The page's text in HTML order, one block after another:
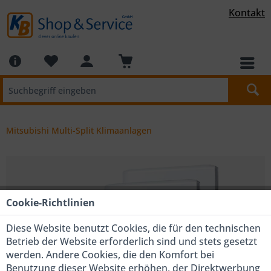
Kontakt
Mitsubishi Multi-Split Klimaanlagen
Cookie-Richtlinien
Diese Website benutzt Cookies, die für den technischen
Betrieb der Website erforderlich sind und stets gesetzt
werden. Andere Cookies, die den Komfort bei
Benutzung dieser Website erhöhen, der Direktwerbung